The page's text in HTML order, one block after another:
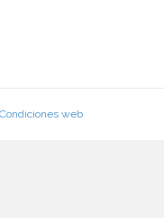
Condiciones web